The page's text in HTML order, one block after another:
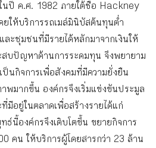
นปี ค.ศ. 1982 ภายใต้ชื่อ Hackney
ให้บริการรถเมล์มินิบัสต้นทุนต่ำ
ะชุมชนที่มีรายได้หลักมาจากเงินให้
บปัญหาด้านการระดมทุน จึงพยายาม
นกิจการเพื่อสังคมที่มีความยั่งยืน
พมากขึ้น องค์กรจึงเริ่มแข่งขันประมูล
อยู่ในตลาดเพื่อสร้างรายได้แก่
ธ์นี้องค์กรจึงเติบโตขึ้น ขยายกิจการ
คน ให้บริการผู้โดยสารกว่า 23 ล้าน